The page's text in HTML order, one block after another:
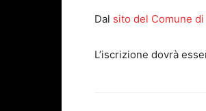
Dal sito del Comune di
L’iscrizione dovrà